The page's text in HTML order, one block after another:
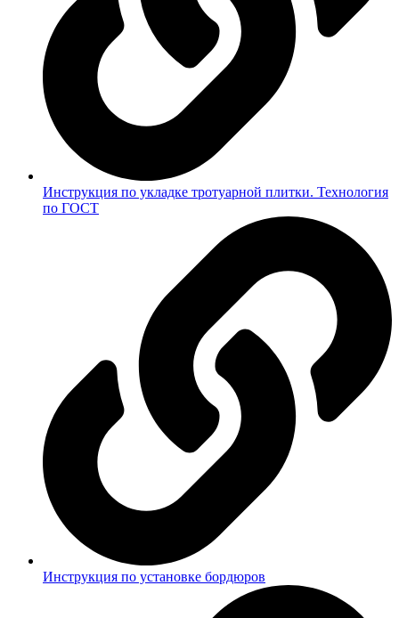
Инструкция по укладке тротуарной плитки. Технология
по ГОСТ
Инструкция по установке бордюров